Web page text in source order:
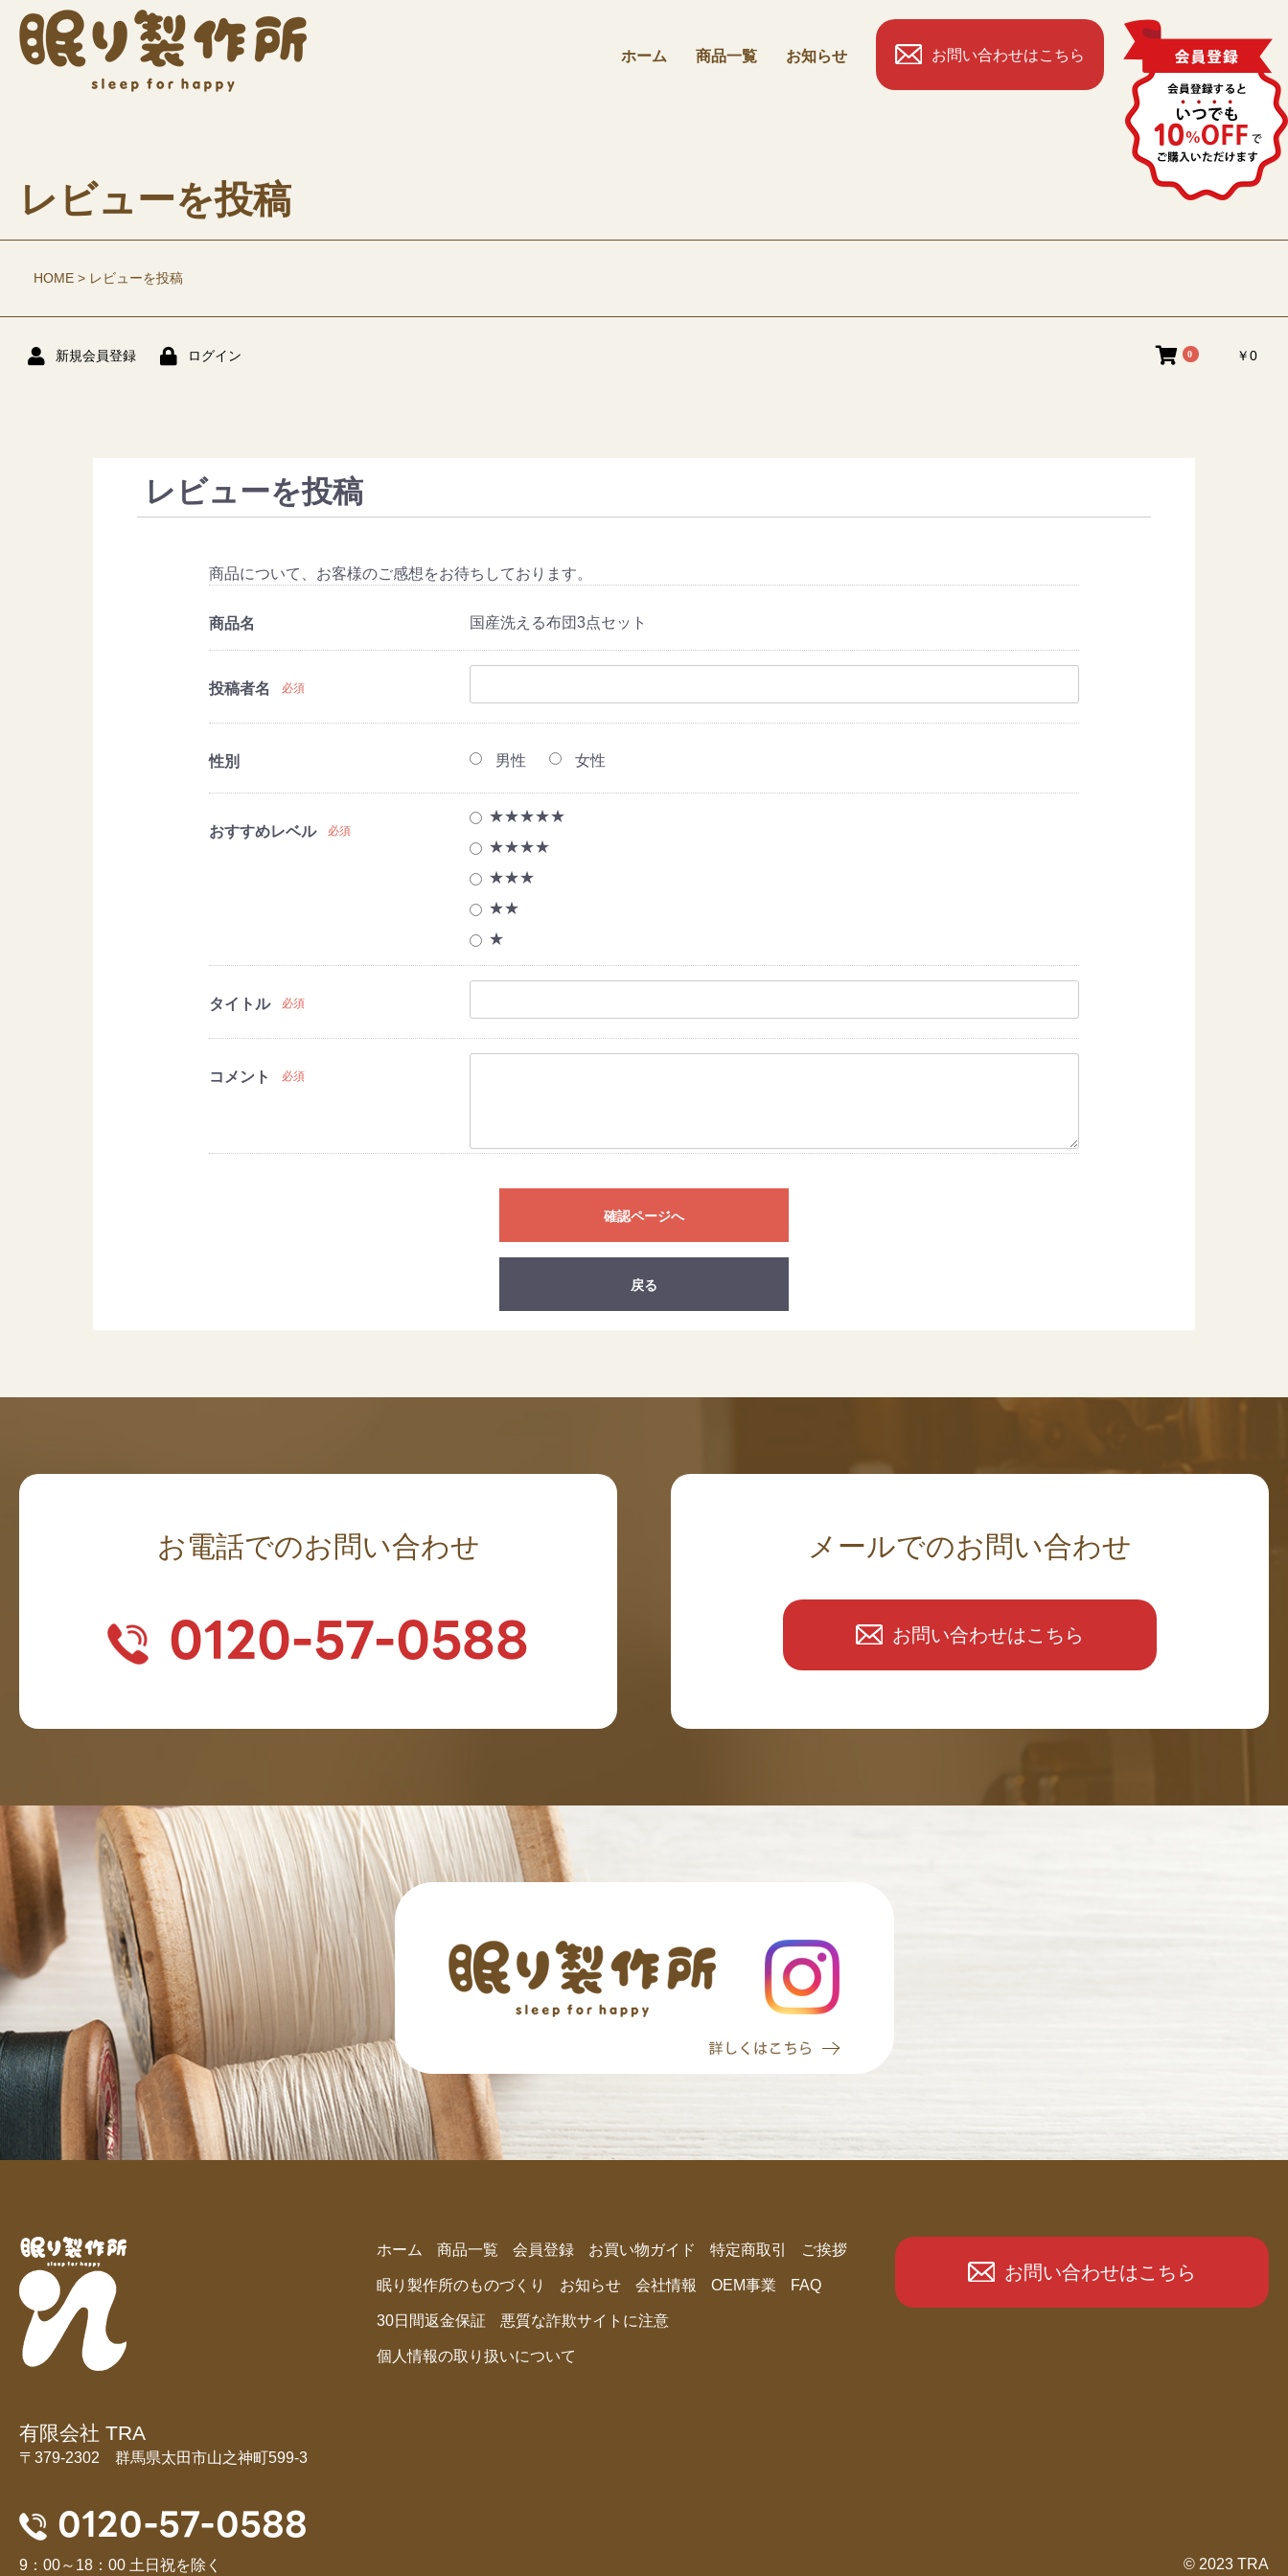
ホーム 商品⼀覧 お知らせ お問い合わせはこちら
レビューを投稿
HOME レビューを投稿
新規会員登録 ログイン 0 ￥0
レビューを投稿
商品について、お客様のご感想をお待ちしております。
商品名 国産洗える布団3点セット
投稿者名 必須
性別 男性 女性
おすすめレベル 必須
★★★★★
★★★★
★★★
★★
★
タイトル 必須
コメント 必須
確認ページへ
戻る
お電話でのお問い合わせ
0120-57-0588
メールでのお問い合わせ
お問い合わせはこちら
有限会社 TRA
〒379-2302 群馬県太田市山之神町599-3
0120-57-0588
9：00～18：00 土日祝を除く
ホーム 商品⼀覧 会員登録 お買い物ガイド 特定商取引 ご挨拶
眠り製作所のものづくり お知らせ 会社情報 OEM事業 FAQ
30日間返金保証 悪質な詐欺サイトに注意
個人情報の取り扱いについて
お問い合わせはこちら
© 2023 TRA